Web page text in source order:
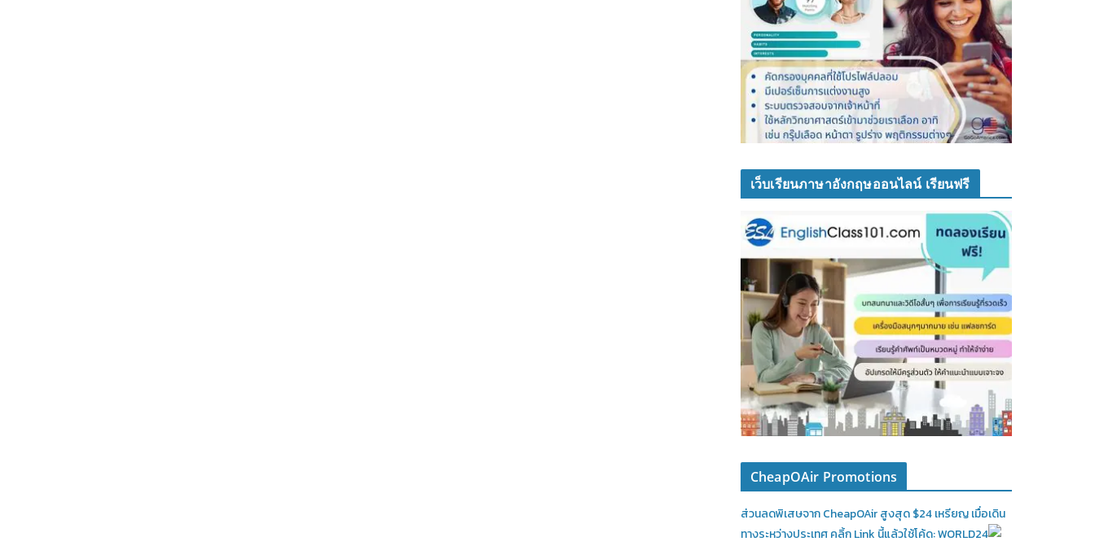
เว็บเรียนภาษาอังกฤษออนไลน์ เรียนฟรี
CheapOAir Promotions
ส่วนลดพิเสษจาก CheapOAir สูงสุด $24 เหรียญ เมื่อเดิน
ทางระหว่างประเทศ คลิ้ก Link นี้แล้วใช้โค้ด: WORLD24